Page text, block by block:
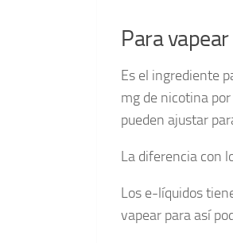
Para vapear
Es el ingrediente
mg de nicotina
pueden ajustar
La diferencia con
Los e-líquidos
vapear para así